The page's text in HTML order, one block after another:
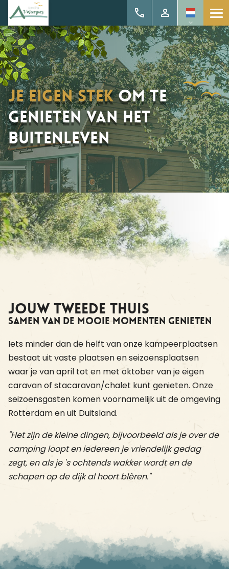
Je eigen stekom te
genieten van het
buitenleven
Jouw tweede thuis
Samen van de mooie momenten genieten
Iets minder dan de helft van onze kampeerplaatsen
bestaat uit vaste plaatsen en seizoensplaatsen
waar je van april tot en met oktober van je eigen
caravan of stacaravan/chalet kunt genieten. Onze
seizoensgasten komen voornamelijk uit de omgeving
Rotterdam en uit Duitsland.
"Het zijn de kleine dingen, bijvoorbeeld als je over de
camping loopt en iedereen je vriendelijk gedag
zegt, en als je 's ochtends wakker wordt en de
schapen op de dijk al hoort blèren."